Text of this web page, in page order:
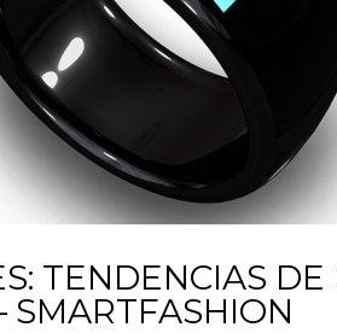
TENDENCIAS
SMARTFASHION